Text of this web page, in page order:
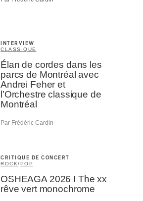
INTERVIEW
CLASSIQUE
Élan de cordes dans les
parcs de Montréal avec
Andrei Feher et
l’Orchestre classique de
Montréal
Par Frédéric Cardin
CRITIQUE DE CONCERT
ROCK/POP
OSHEAGA 2026 I The xx
rêve vert monochrome